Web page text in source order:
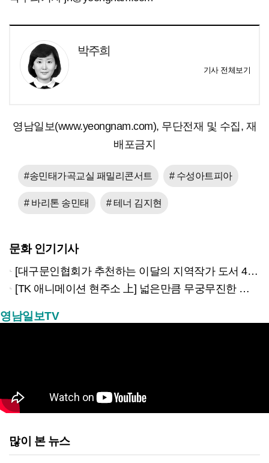
박주희
기사 전체보기
영남일보(www.yeongnam.com), 무단전재 및 수집, 재
배포금지
#송민태가곡교실 패밀리콘서트 # 수성아트피아
# 바리톤 송민태 # 테너 김지현
문화 인기기사
[대구문인협회가 추천하는 이달의 지역작가 도서 4권]
[TK 애니메이션 현주소 上] 넓은만큼 무궁무진한 이야기…경북은 ‘스토리 IP’의 원천
영남일보TV
많이 본 뉴스